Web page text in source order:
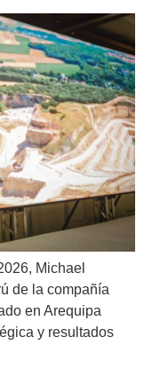
Michael
de la compañía
en Arequipa
y resultados